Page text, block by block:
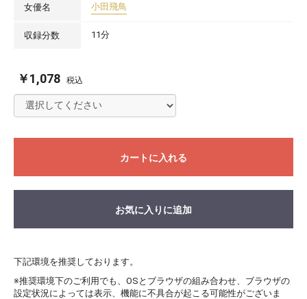
女優名 小田飛鳥
収録分数 11分
￥1,078 税込
カートに入れる
お気に入りに追加
下記環境を推奨しております。
※推奨環境下のご利用でも、OSとブラウザの組み合わせ、ブラウザの
設定状況によっては表示、機能に不具合が起こる可能性がございま